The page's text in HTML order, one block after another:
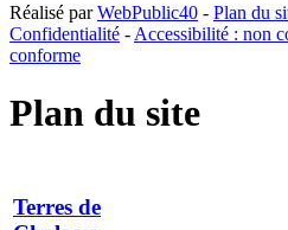
Réalisé parWebPublic40 - Plan du
Confidentialité - Accessibilité : non
conforme
Plan du site
Terres de